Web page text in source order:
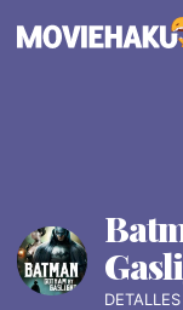
DETALLES